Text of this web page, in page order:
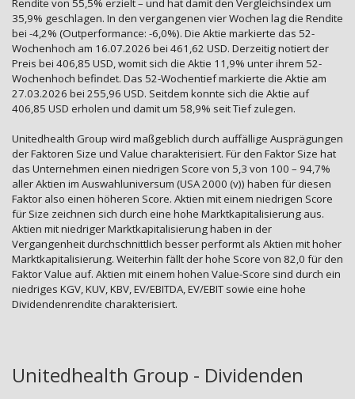
Rendite von 55,5% erzielt – und hat damit den Vergleichsindex um
35,9% geschlagen. In den vergangenen vier Wochen lag die Rendite
bei -4,2% (Outperformance: -6,0%). Die Aktie markierte das 52-
Wochenhoch am 16.07.2026 bei 461,62 USD. Derzeitig notiert der
Preis bei 406,85 USD, womit sich die Aktie 11,9% unter ihrem 52-
Wochenhoch befindet. Das 52-Wochentief markierte die Aktie am
27.03.2026 bei 255,96 USD. Seitdem konnte sich die Aktie auf
406,85 USD erholen und damit um 58,9% seit Tief zulegen.
Unitedhealth Group wird maßgeblich durch auffällige Ausprägungen
der Faktoren Size und Value charakterisiert. Für den Faktor Size hat
das Unternehmen einen niedrigen Score von 5,3 von 100 – 94,7%
aller Aktien im Auswahluniversum (USA 2000 (v)) haben für diesen
Faktor also einen höheren Score. Aktien mit einem niedrigen Score
für Size zeichnen sich durch eine hohe Marktkapitalisierung aus.
Aktien mit niedriger Marktkapitalisierung haben in der
Vergangenheit durchschnittlich besser performt als Aktien mit hoher
Marktkapitalisierung. Weiterhin fällt der hohe Score von 82,0 für den
Faktor Value auf. Aktien mit einem hohen Value-Score sind durch ein
niedriges KGV, KUV, KBV, EV/EBITDA, EV/EBIT sowie eine hohe
Dividendenrendite charakterisiert.
Unitedhealth Group - Dividenden